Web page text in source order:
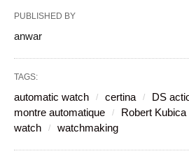
PUBLISHED BY
anwar
TAGS:
automatic watch certina DS
montre automatique
Robert Kubica
watch
watchmaking